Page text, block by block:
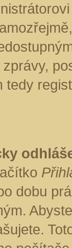
tedy
dobu